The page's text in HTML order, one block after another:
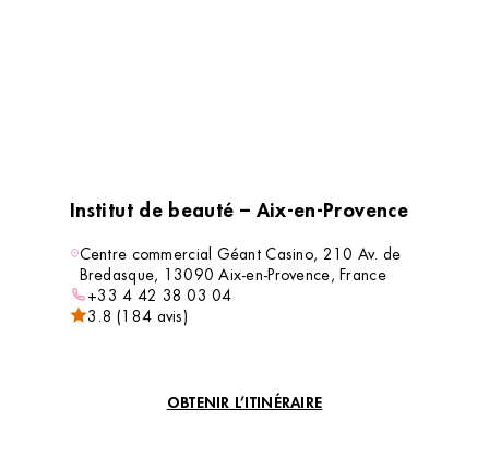
Institut de beauté – Aix-en-Provence
Centre commercial Géant Casino, 210 Av. de
Bredasque, 13090 Aix-en-Provence, France
+33 4 42 38 03 04
3.8 (184 avis)
OBTENIR L’ITINÉRAIRE